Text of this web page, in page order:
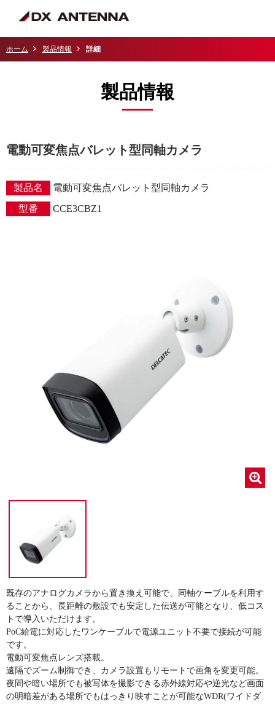
ホーム 製品情報 詳細
製品情報
電動可変焦点バレット型同軸カメラ
製品名
電動可変焦点バレット型同軸カメラ
型番
CCE3CBZ1
既存のアナログカメラから置き換え可能で、同軸ケーブルを利用す
ることから、長距離の敷設でも安定した伝送が可能となり、低コス
トで導入いただけます。
PoC給電に対応したワンケーブルで電源ユニット不要で接続が可能
です。
電動可変焦点レンズ搭載。
遠隔でズーム制御でき、カメラ設置もリモートで画角を変更可能。
夜間や暗い場所でも被写体を撮影できる赤外線対応や逆光など画面
の明暗差がある場所でもはっきり映すことが可能なWDR(ワイドダ